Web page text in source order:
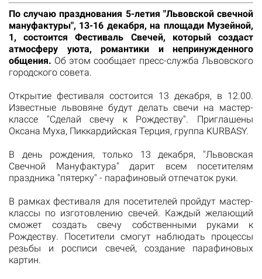
По случаю празднования 5-летия "Львовской свечной
мануфактуры", 13-16 декабря, на площади Музейной,
1, состоится Фестиваль Свечей, который создаст
атмосферу уюта, романтики и непринужденного
общения. Об этом сообщает пресс-служба Львовского
городского совета.
Открытие фестиваля состоится 13 декабря, в 12.00.
Известные львовяне будут делать свечи на мастер-
классе "Сделай свечу к Рождеству". Приглашены
Оксана Муха, Пиккардийская Терция, группа KURBASY.
В день рождения, только 13 декабря, "Львовская
Свечной Мануфактура" дарит всем посетителям
праздника "пятерку" - парафиновый отпечаток руки.
В рамках фестиваля для посетителей пройдут мастер-
классы по изготовлению свечей. Каждый желающий
сможет создать свечу собственными руками к
Рождеству. Посетители смогут наблюдать процессы
резьбы и росписи свечей, создание парафиновых
картин.